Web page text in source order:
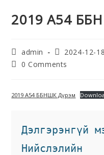
2019 А54
admin 2024-12-18
0 Comments
2019 А54 ББНШК Дүрэм
Дэлгэрэнгүй